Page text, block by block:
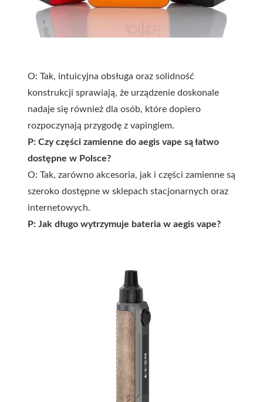
O: Tak, intuicyjna obsługa oraz solidność
konstrukcji sprawiają, że urządzenie doskonale
nadaje się również dla osób, które dopiero
rozpoczynają przygodę z vapingiem.
P: Czy części zamienne do aegis vape są łatwo
dostępne w Polsce?
O: Tak, zarówno akcesoria, jak i części zamienne są
szeroko dostępne w sklepach stacjonarnych oraz
internetowych.
P: Jak długo wytrzymuje bateria w aegis vape?